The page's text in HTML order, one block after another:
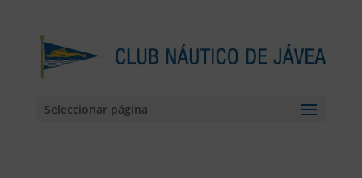
Seleccionar página